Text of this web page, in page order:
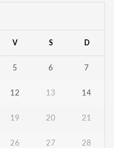
V S D
5 6 7
12 13 14
19 20 21
26 27 28